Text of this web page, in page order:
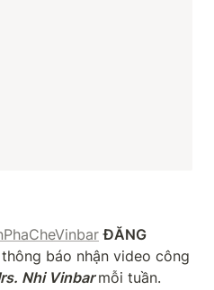
ĐĂNG
thông báo nhận video công
Nhi Vinbar mỗi tuần.